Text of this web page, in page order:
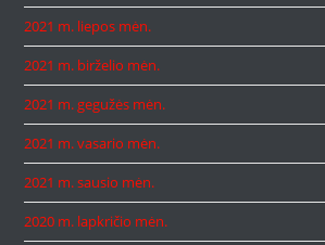
2021 m. liepos mėn.
2021 m. birželio mėn.
2021 m. gegužės mėn.
2021 m. vasario mėn.
2021 m. sausio mėn.
2020 m. lapkričio mėn.